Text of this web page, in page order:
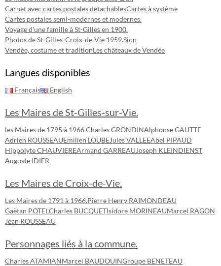
Carnet avec cartes postales détachablesCartes à système
Cartes postales semi-modernes et modernes.
Voyage d'une famille à St-Gilles en 1900.
Photos de St-Gilles-Croix-de-Vie 1959.Sion
Vendée, costume et traditionLes châteaux de Vendée
Langues disponibles
Français English
Les Maires de St-Gilles-sur-Vie.
les Maires de 1795 à 1966.Charles GRONDINAlphonse GAUTTE
Adrien ROUSSEAUEmilien LOUBEJules VALLEEAbel PIPAUD
Hippolyte CHAUVIEREArmand GARREAUJoseph KLEINDIENST
Auguste IDIER
Les Maires de Croix-de-Vie.
Les Maires de 1791 à 1966.Pierre Henry RAIMONDEAU
Gaëtan POTEL Charles BUCQUETIsidore MORINEAUMarcel RAGON
Jean ROUSSEAU
Personnages liés à la commune.
Charles ATAMIANMarcel BAUDOUINGroupe BENETEAU